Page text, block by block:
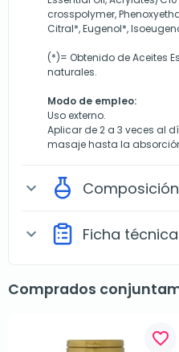
crosspolymer,
Citral*, Eugenol*,
(*)= Obtenido de Aceites
naturales.
Modo de empleo:
Uso externo.
Aplicar de 2 a 3 veces al
masaje hasta la
expand_more Composición
expand_more Ficha técnica
Comprados
favorite_border